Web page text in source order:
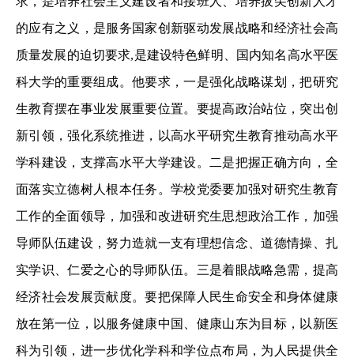
的应有之义，是服务国家创新驱动发展战略和经济社会高
质量发展的迫切要求,是建设特色鲜明、国内知名高水平医
科大学的重要组成。他要求，一是强化战略谋划，把研究
生教育摆在事业发展重要位置。要提高政治站位，突出创
新引领，强化系统推进，以高水平研究生教育推动高水平
学科建设，支撑高水平大学建设。二是把握正确方向，全
面落实立德树人根本任务。学校党委要加强对研究生教育
工作的全面领导，加强和改进研究生思想政治工作，加强
导师队伍建设，努力造就一支有理想信念、道德情操、扎
实学识、仁爱之心的导师队伍。三是着眼战略急需，提高
经济社会发展贡献度。要把保障人民生命安全和身体健康
放在第一位，以服务健康中国、健康山东为目标，以新医
科为引领，进一步优化学科和学位点布局，为人民提供全